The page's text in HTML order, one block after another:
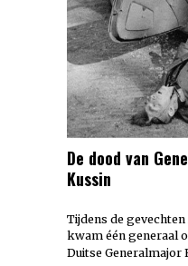
De dood van
Kussin
Tijdens de
kwam één generaal
Duitse Generalmajor